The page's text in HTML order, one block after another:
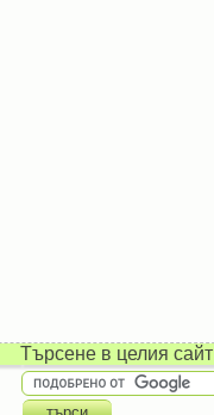
Търсене в целия сайт